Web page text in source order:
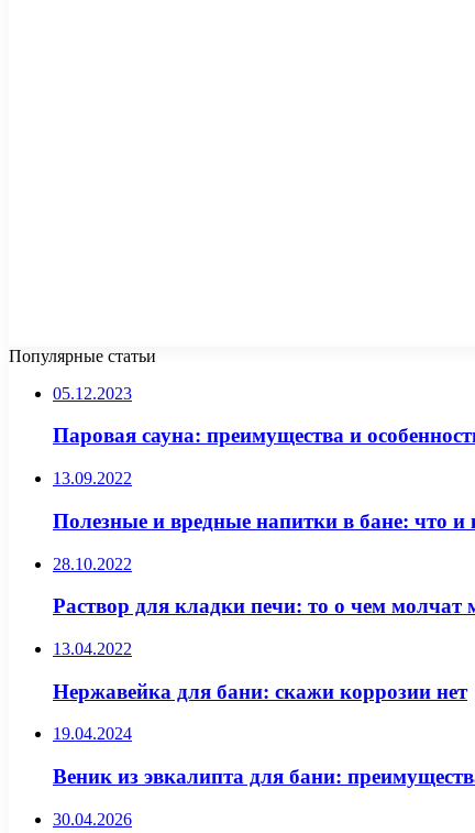
Популярные статьи
05.12.2023
Паровая сауна: преимущества и
13.09.2022
Полезные и вредные напитки в бане: что и
28.10.2022
Раствор для кладки печи: то о чем молчат
13.04.2022
Нержавейка для бани: скажи коррозии нет
19.04.2024
Веник из эвкалипта для бани:
30.04.2026